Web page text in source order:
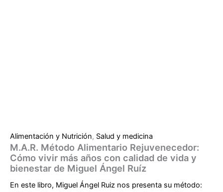
Alimentación y Nutrición, Salud y medicina
M.A.R. Método Alimentario Rejuvenecedor:
Cómo vivir más años con calidad de vida y
bienestar de Miguel Ángel Ruíz
En este libro, Miguel Ángel Ruiz nos presenta su método: